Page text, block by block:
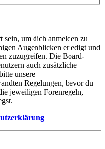
sein, um dich anmelden zu
Augenblicken erledigt und
zuzugreifen. Die Board-
auch zusätzliche
unsere
Regelungen, bevor du
jeweiligen Forenregeln,